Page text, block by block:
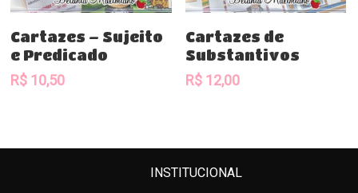
Comprar
Cartazes – Sujeito
e Predicado
R$ 10,50
Comprar
Cartazes de
Substantivos
R$12,00
INSTITUCIONAL